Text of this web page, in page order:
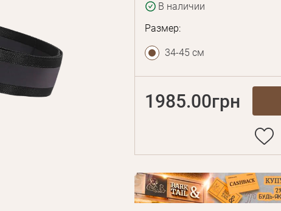
В наличии
Размер:
34-45 см
1985.00грн